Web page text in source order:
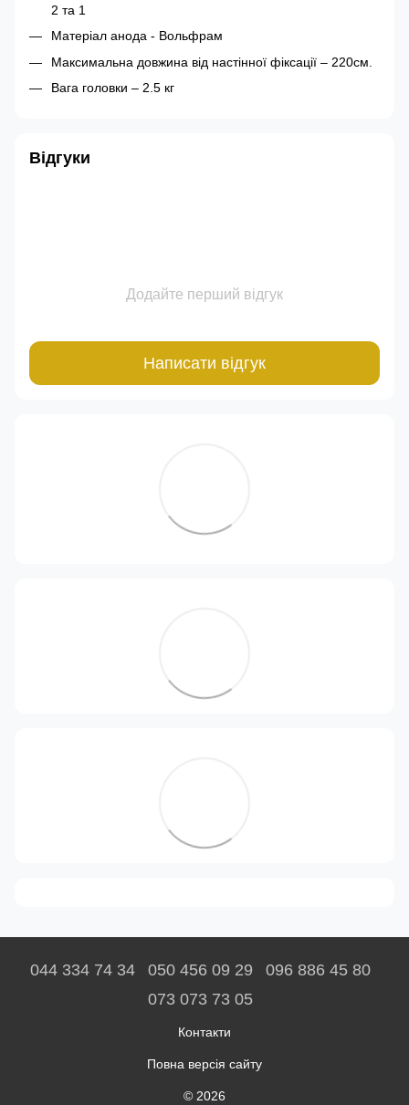
2 та 1
Матеріал анода - Вольфрам
Максимальна довжина від настінної фіксації – 220см.
Вага головки – 2.5 кг
Відгуки
Додайте перший відгук
Написати відгук
044 334 74 34 050 456 09 29
096 886 45 80
073 073 73 05
Контакти
Повна версія сайту
© 2026